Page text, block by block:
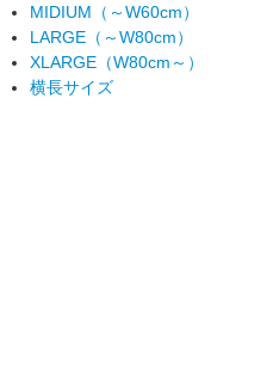
MIDIUM（～W60cm）
LARGE（～W80cm）
XLARGE（W80cm～）
横長サイズ